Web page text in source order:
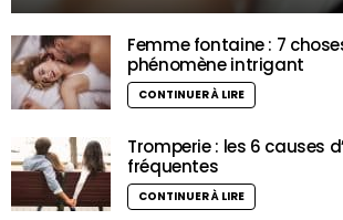
Femme fontaine : 7
phénomène intrigant
CONTINUER À LIRE
Tromperie : les 6 causes
fréquentes
CONTINUER À LIRE